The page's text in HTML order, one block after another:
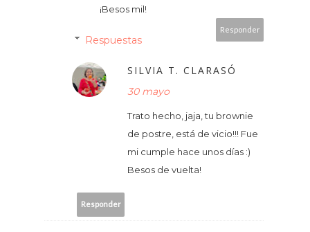
¡Besos mil!
Responder
Respuestas
SILVIA T. CLARASÓ
30 mayo
Trato hecho, jaja, tu brownie
de postre, está de vicio!!! Fue
mi cumple hace unos días :)
Besos de vuelta!
Responder